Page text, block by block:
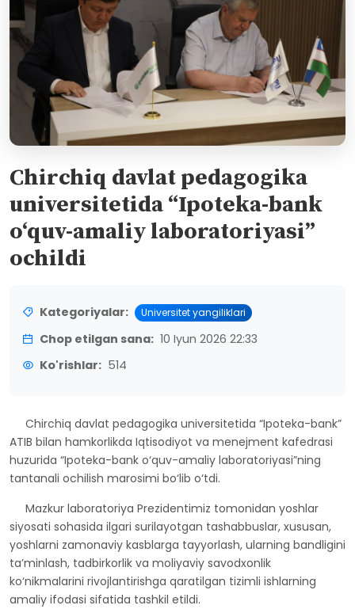
Chirchiq davlat pedagogika
universitetida “Ipoteka-bank
o‘quv-amaliy laboratoriyasi”
ochildi
Kategoriyalar: Universitet yangiliklari
Chop etilgan sana: 10 Iyun 2026 22:33
Ko'rishlar: 514
Chirchiq davlat pedagogika universitetida “Ipoteka-bank”
ATIB bilan hamkorlikda Iqtisodiyot va menejment kafedrasi
huzurida “Ipoteka-bank o‘quv-amaliy laboratoriyasi”ning
tantanali ochilish marosimi bo‘lib o‘tdi.
Mazkur laboratoriya Prezidentimiz tomonidan yoshlar
siyosati sohasida ilgari surilayotgan tashabbuslar, xususan,
yoshlarni zamonaviy kasblarga tayyorlash, ularning bandligini
ta’minlash, tadbirkorlik va moliyaviy savodxonlik
ko‘nikmalarini rivojlantirishga qaratilgan tizimli ishlarning
amaliy ifodasi sifatida tashkil etildi.